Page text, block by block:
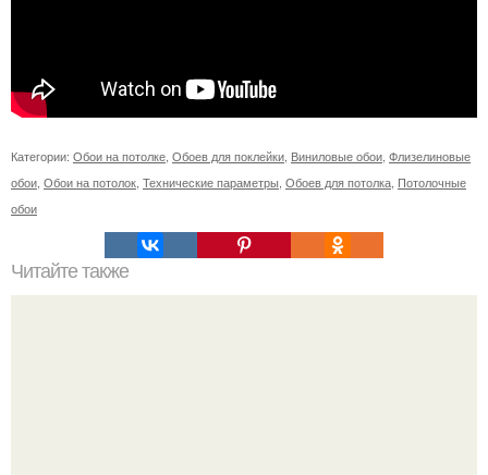
Категории: Обои на потолке Обоев для поклейки Виниловые обои Флизелиновые
обои Обои на потолок Технические параметры Обоев для потолка Потолочные
обои
Читайте также